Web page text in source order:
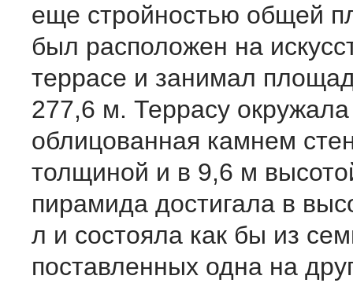
еще стройностью общей
был расположен на
террасе и занимал
277,6 м. Террасу окружала
облицованная камнем
толщиной и в 9,6 м
пирамида достигала в
л и состояла как бы из
поставленных одна на